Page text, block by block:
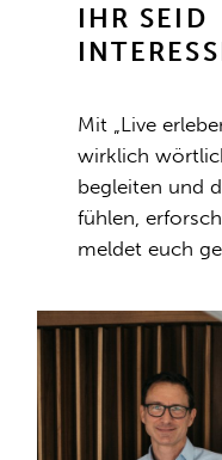
IHR SEID
Mit „Live
wirklich
begleiten und
fühlen,
meldet euch